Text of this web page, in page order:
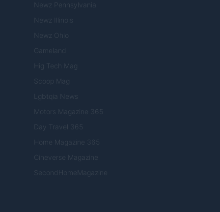
Newz Pennsylvania
Newz Illinois
Newz Ohio
Gameland
Hig Tech Mag
Scoop Mag
Lgbtqia News
Motors Magazine 365
Day Travel 365
Home Magazine 365
Cineverse Magazine
SecondHomeMagazine